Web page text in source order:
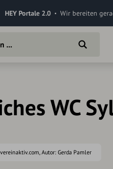
HEY Portale 2.0 Wir bereiten
WC
Autor: Gerda Pamler